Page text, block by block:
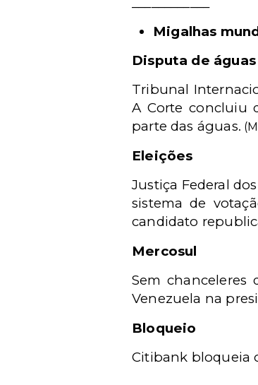
Migalhas
Disputa de águas
Tribunal
A Corte concluiu
parte das águas.
Eleições
Justiça Federal
sistema de
candidato
Mercosul
Sem chanceleres
Venezuela na
Bloqueio
Citibank bloqueia